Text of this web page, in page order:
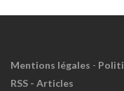
Mentions légales -
RSS - Articles